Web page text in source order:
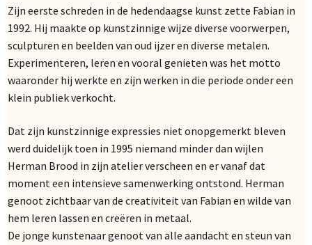
Zijn eerste schreden in de hedendaagse kunst zette Fabian in
1992. Hij maakte op kunstzinnige wijze diverse voorwerpen,
sculpturen en beelden van oud ijzer en diverse metalen.
Experimenteren, leren en vooral genieten was het motto
waaronder hij werkte en zijn werken in die periode onder een
klein publiek verkocht.
Dat zijn kunstzinnige expressies niet onopgemerkt bleven
werd duidelijk toen in 1995 niemand minder dan wijlen
Herman Brood in zijn atelier verscheen en er vanaf dat
moment een intensieve samenwerking ontstond. Herman
genoot zichtbaar van de creativiteit van Fabian en wilde van
hem leren lassen en creëren in metaal.
De jonge kunstenaar genoot van alle aandacht en steun van